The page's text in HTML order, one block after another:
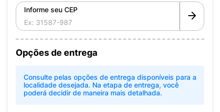
Informe seu CEP
Opções de entrega
Consulte pelas opções de entrega disponíveis para a
localidade desejada. Na etapa de entrega, você
poderá decidir de maneira mais detalhada.